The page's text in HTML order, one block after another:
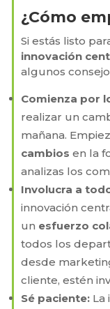
¿Cómo
Si estás listo
innovación
algunos
Comienza por
realizar un
mañana.
cambios en la
analizas los
Involucra a
innovación
un esfuerzo
todos los
desde
cliente, estén
Sé paciente: La